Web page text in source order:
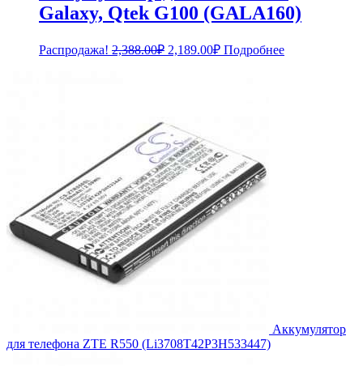
Galaxy, Qtek G100 (GALA160)
Распродажа! 2,388.00₽ Первоначальная
2,189.00₽Текущая
цена:
Подробнее
Аккумулятор
для телефона ZTE R550 (Li3708T42P3H533447)